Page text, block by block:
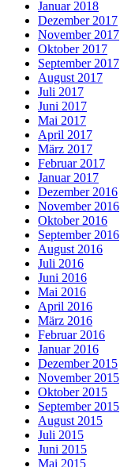
Januar 2018
Dezember 2017
November 2017
Oktober 2017
September 2017
August 2017
Juli 2017
Juni 2017
Mai 2017
April 2017
März 2017
Februar 2017
Januar 2017
Dezember 2016
November 2016
Oktober 2016
September 2016
August 2016
Juli 2016
Juni 2016
Mai 2016
April 2016
März 2016
Februar 2016
Januar 2016
Dezember 2015
November 2015
Oktober 2015
September 2015
August 2015
Juli 2015
Juni 2015
Mai 2015